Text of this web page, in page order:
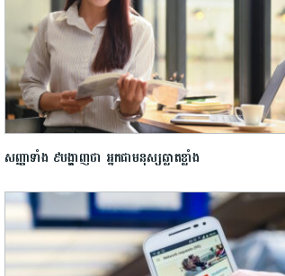
សញ្ញាទាំង ៩បង្ហាញថា អ្នកជាមនុស្សឆ្លាតខ្លាំង